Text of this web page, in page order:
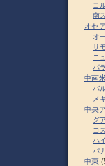
ヨ
南
オセ
オ
サ
ニ
パ
中南
バ
メ
中央
グ
コ
ハ
パ
中東